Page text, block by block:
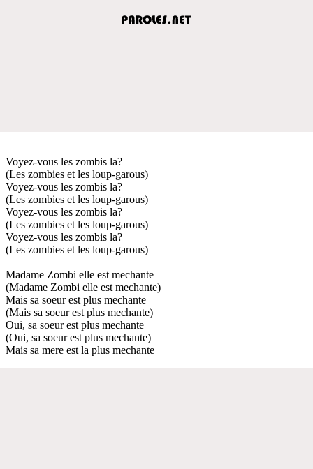
Voyez-vous les zombis la?
(Les zombies et les loup-garous)
Voyez-vous les zombis la?
(Les zombies et les loup-garous)
Voyez-vous les zombis la?
(Les zombies et les loup-garous)
Voyez-vous les zombis la?
(Les zombies et les loup-garous)
Madame Zombi elle est mechante
(Madame Zombi elle est mechante)
Mais sa soeur est plus mechante
(Mais sa soeur est plus mechante)
Oui, sa soeur est plus mechante
(Oui, sa soeur est plus mechante)
Mais sa mere est la plus mechante